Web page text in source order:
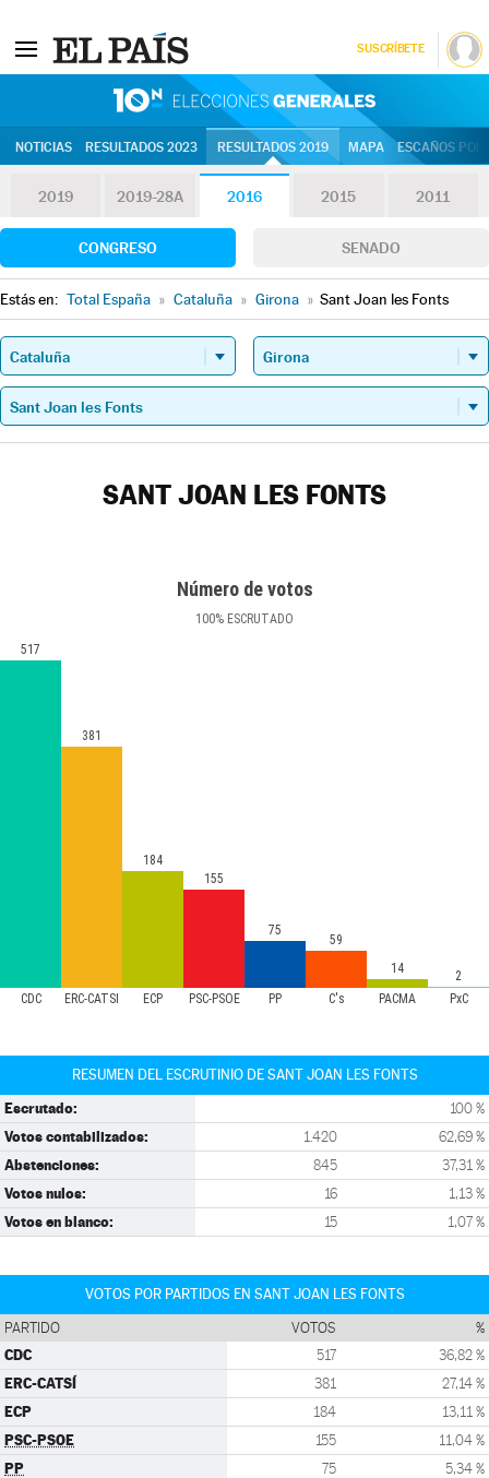
SUSCRÍBETE
NOTICIAS RESULTADOS 2023 RESULTADOS 2019 MAPA ESCAÑOS
2019 2019-28A 2016 2015 2011
CONGRESO SENADO
Estás en: Total España » Cataluña » Girona » Sant Joan les Fonts
SANT JOAN LES FONTS
Número de votos
100% ESCRUTADO
CDC ERC-CATSÍ ECP PSC-PSOE PP C's PACMA PxC
517
381
184
155
75
59
14
2
RESUMEN DEL ESCRUTINIO DE SANT JOAN LES FONTS
Escrutado: 100 %
Votos contabilizados: 1.420 62,69 %
Abstenciones: 845 37,31 %
Votos nulos: 16 1,13 %
Votos en blanco: 15 1,07 %
VOTOS POR PARTIDOS EN SANT JOAN LES FONTS
PARTIDO VOTOS %
CDC 517 36,82 %
ERC-CATSÍ 381 27,14 %
ECP 184 13,11 %
PSC-PSOE 155 11,04 %
PP 75 5,34 %